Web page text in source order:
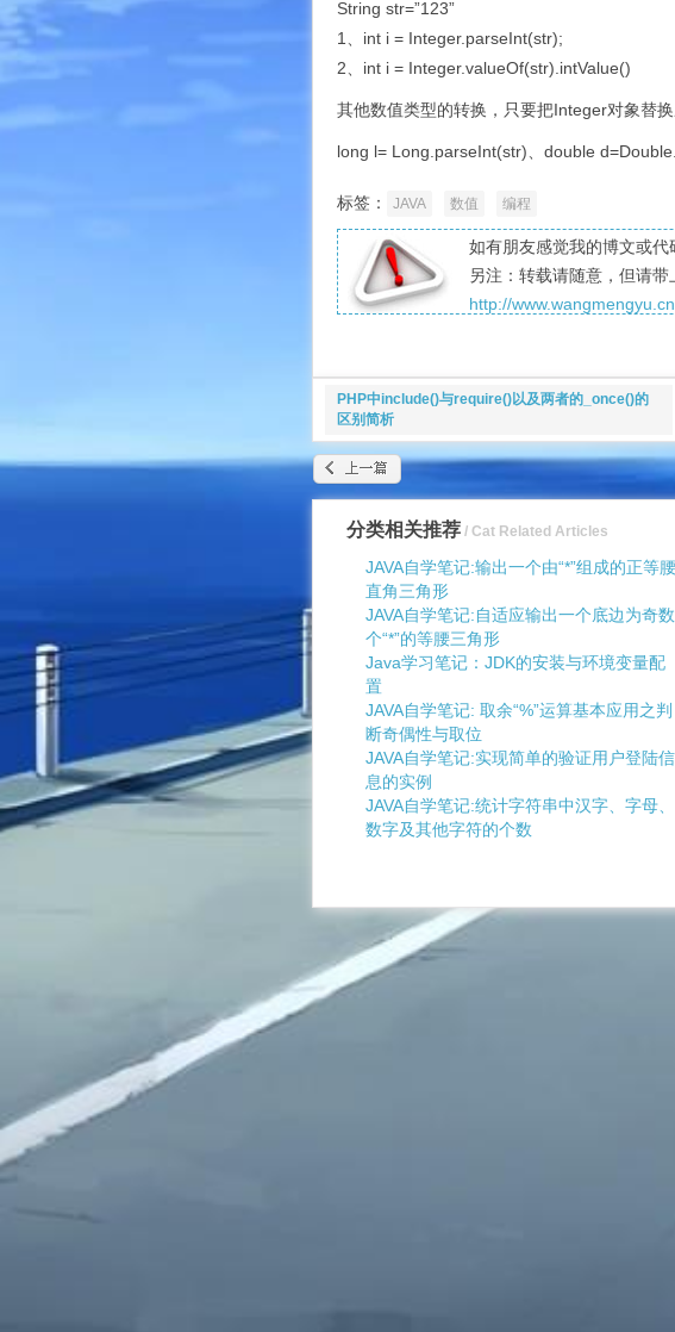
String str=”123”
1、int i = Integer.parseInt(str);
2、int i = Integer.valueOf(str).intValue()
其他数值类型的转换，只要把Integer对象替
long l= Long.parseInt(str)、double
标签： JAVA 数值 编程
如有朋友感觉我的博文或
另注：转载请随意，但请带
http://
PHP中include()与require()以及两者的_once()的
区别简析
分类相关推荐 / Cat Related Articles
JAVA自学笔记:输出一个由“*”组成的正等腰
直角三角形
JAVA自学笔记:自适应输出一个底边为奇数
个“*”的等腰三角形
Java学习笔记：JDK的安装与环境变量配
置
JAVA自学笔记: 取余“%”运算基本应用之判
断奇偶性与取位
JAVA自学笔记:实现简单的验证用户登陆信
息的实例
JAVA自学笔记:统计字符串中汉字、字母、
数字及其他字符的个数